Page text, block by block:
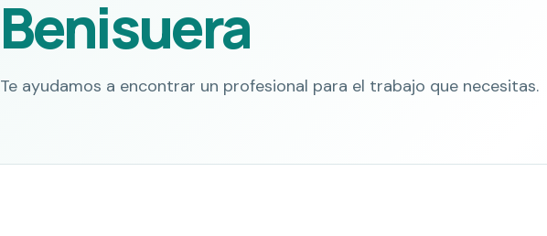
Benisuera
Te ayudamos a encontrar un profesional para el trabajo que necesitas.